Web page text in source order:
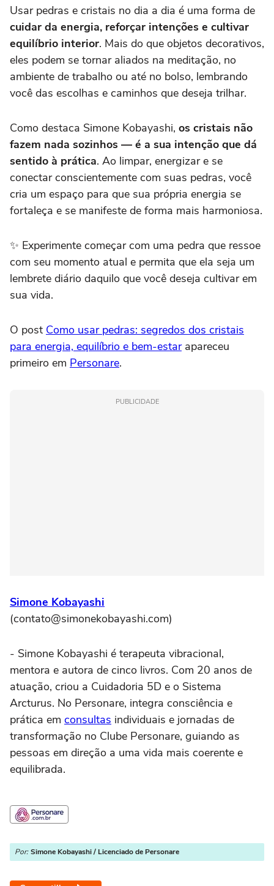
Usar pedras e cristais no dia a dia é uma forma de
cuidar da energia, reforçar intenções e cultivar
equilíbrio interior. Mais do que objetos decorativos,
eles podem se tornar aliados na meditação, no
ambiente de trabalho ou até no bolso, lembrando
você das escolhas e caminhos que deseja trilhar.
Como destaca Simone Kobayashi, os cristais não
fazem nada sozinhos — é a sua intenção que dá
sentido à prática. Ao limpar, energizar e se
conectar conscientemente com suas pedras, você
cria um espaço para que sua própria energia se
fortaleça e se manifeste de forma mais harmoniosa.
✨ Experimente começar com uma pedra que ressoe
com seu momento atual e permita que ela seja um
lembrete diário daquilo que você deseja cultivar em
sua vida.
O post Como usar pedras: segredos dos cristais
para energia, equilíbrio e bem-estarapareceu
primeiro em Personare.
PUBLICIDADE
Simone Kobayashi
(contato@simonekobayashi.com)
- Simone Kobayashi é terapeuta vibracional,
mentora e autora de cinco livros. Com 20 anos de
atuação, criou a Cuidadoria 5D e o Sistema
Arcturus. No Personare, integra consciência e
prática em consultas individuais e jornadas de
transformação no Clube Personare, guiando as
pessoas em direção a uma vida mais coerente e
equilibrada.
Por: Simone Kobayashi / Licenciado de Personare